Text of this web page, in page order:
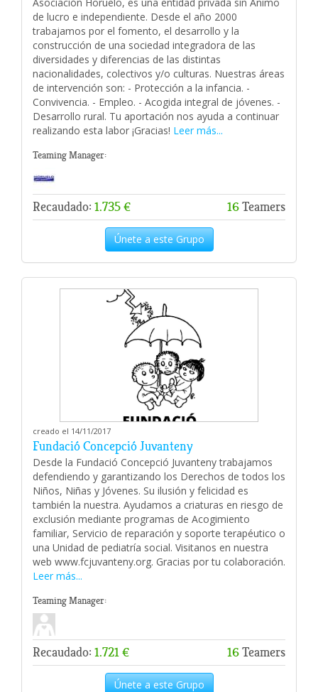
de lucro e independiente. Desde el año 2000
trabajamos por el fomento, el desarrollo y la
construcción de una sociedad integradora de las
diversidades y diferencias de las distintas
nacionalidades, colectivos y/o culturas. Nuestras áreas
de intervención son: - Protección a la infancia. -
Convivencia. - Empleo. - Acogida integral de jóvenes. -
Desarrollo rural. Tu aportación nos ayuda a continuar
realizando esta labor ¡Gracias! Leer más...
Teaming Manager:
Recaudado: 1.735 € 16Teamers
Únete a este Grupo
creado el 14/11/2017
Fundació Concepció Juvanteny
Desde la Fundació Concepció Juvanteny trabajamos
defendiendo y garantizando los Derechos de todos los
Niños, Niñas y Jóvenes. Su ilusión y felicidad es
también la nuestra. Ayudamos a criaturas en riesgo de
exclusión mediante programas de Acogimiento
familiar, Servicio de reparación y soporte terapéutico o
una Unidad de pediatría social. Visitanos en nuestra
web www.fcjuvanteny.org. Gracias por tu colaboración.
Leer más...
Teaming Manager:
Recaudado: 1.721 € 16Teamers
Únete a este Grupo